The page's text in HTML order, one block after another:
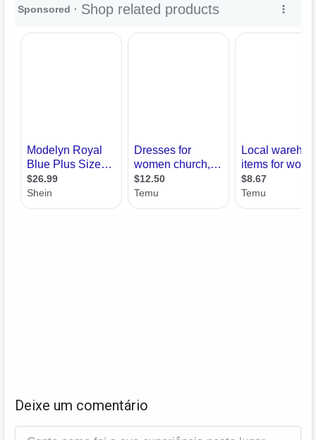
Deixe um comentário